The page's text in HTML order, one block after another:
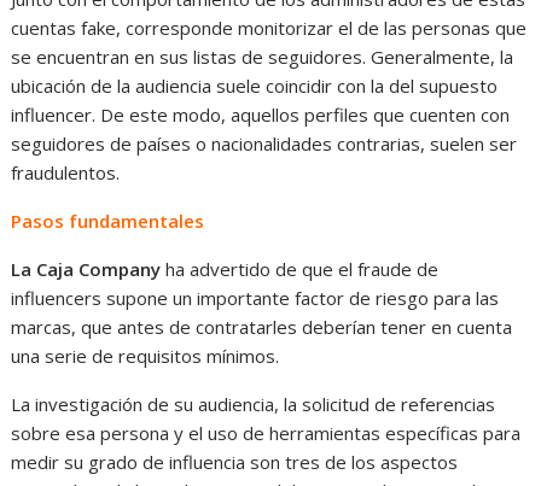
cuentas fake, corresponde monitorizar el de las personas que
se encuentran en sus listas de seguidores. Generalmente, la
ubicación de la audiencia suele coincidir con la del supuesto
influencer. De este modo, aquellos perfiles que cuenten con
seguidores de países o nacionalidades contrarias, suelen ser
fraudulentos.
Pasos fundamentales
La Caja Company ha advertido de que el fraude de
influencers supone un importante factor de riesgo para las
marcas, que antes de contratarles deberían tener en cuenta
una serie de requisitos mínimos.
La investigación de su audiencia, la solicitud de referencias
sobre esa persona y el uso de herramientas específicas para
medir su grado de influencia son tres de los aspectos